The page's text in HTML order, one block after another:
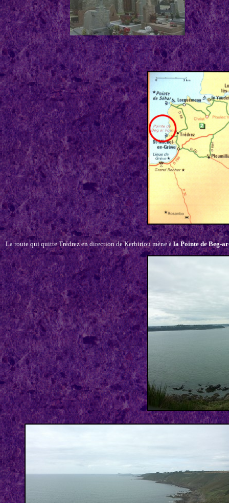
La route qui quitte Trédrez en direction de Kerbiriou mène àla Pointe de Beg-